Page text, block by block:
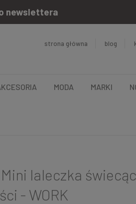
newslettera
strona główna blog
MODA MARKI
laleczka
- WORK